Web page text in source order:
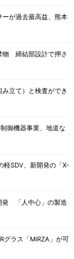
ーが過去最高益、熊本
物 締結部設計で押さ
立て）と検査ができ
御機器事業、地道な
軽SDV、新開発の「X-
発 「人中心」の製造
ラス「MiRZA」が可